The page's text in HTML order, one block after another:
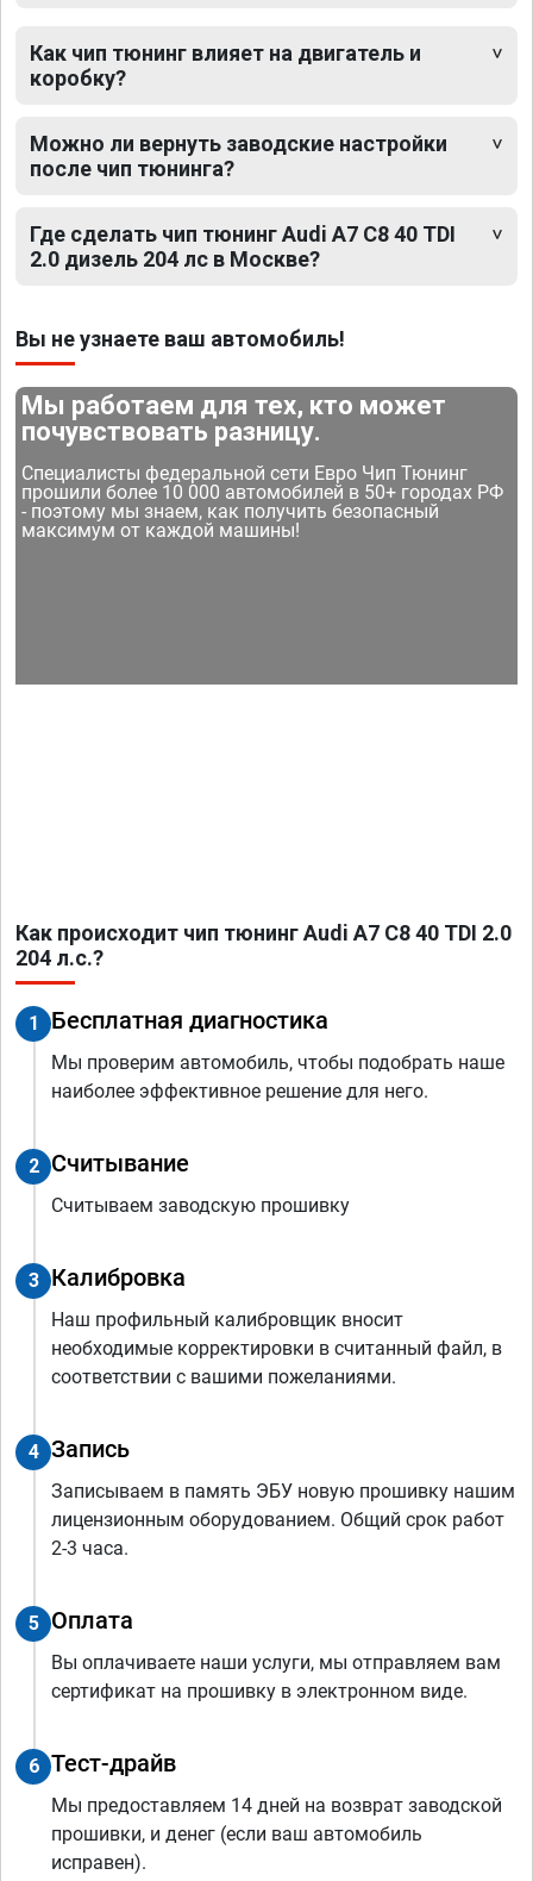
Как чип тюнинг влияет на двигатель и
коробку?
Можно ли вернуть заводские настройки
после чип тюнинга?
Где сделать чип тюнинг Audi A7 C8 40 TDI
2.0 дизель 204 лс в Москве?
Вы не узнаете ваш автомобиль!
Мы работаем для тех, кто может
почувствовать разницу.
Специалисты федеральной сети Евро Чип Тюнинг
прошили более 10 000 автомобилей в 50+ городах РФ
- поэтому мы знаем, как получить безопасный
максимум от каждой машины!
Как происходит чип тюнинг Audi A7 C8 40 TDI 2.0
204 л.с.?
1 Бесплатная диагностика
Мы проверим автомобиль, чтобы подобрать наше
наиболее эффективное решение для него.
2 Считывание
Считываем заводскую прошивку
3 Калибровка
Наш профильный калибровщик вносит
необходимые корректировки в считанный файл, в
соответствии с вашими пожеланиями.
4 Запись
Записываем в память ЭБУ новую прошивку нашим
лицензионным оборудованием. Общий срок работ
2-3 часа.
5 Оплата
Вы оплачиваете наши услуги, мы отправляем вам
сертификат на прошивку в электронном виде.
6 Тест-драйв
Мы предоставляем 14 дней на возврат заводской
прошивки, и денег (если ваш автомобиль
исправен).